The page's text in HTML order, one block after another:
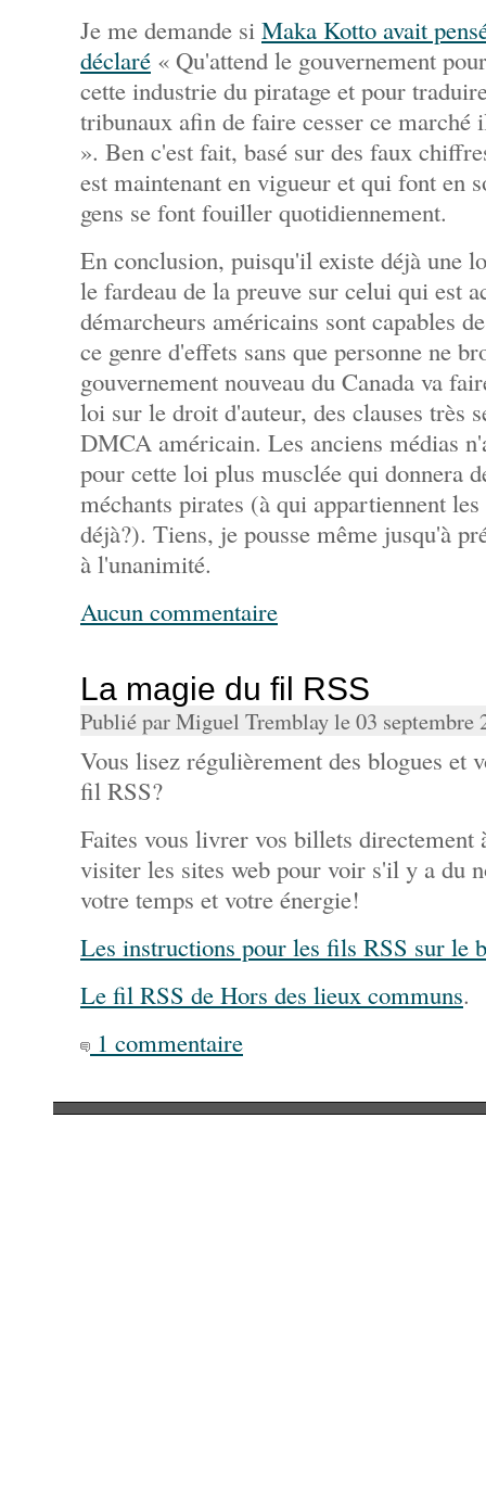
Je me demande si Maka Kotto avait
déclaré « Qu'attend le gouvernement
cette industrie du piratage et pour
tribunaux afin de faire cesser ce marché
». Ben c'est fait, basé sur des faux
est maintenant en vigueur et qui font en
gens se font fouiller quotidiennement.
En conclusion, puisqu'il existe déjà une
le fardeau de la preuve sur celui qui est
démarcheurs américains sont capables
ce genre d'effets sans que personne ne
gouvernement nouveau du Canada va
loi sur le droit d'auteur, des clauses très
DMCA américain. Les anciens médias
pour cette loi plus musclée qui donnera
méchants pirates (à qui appartiennent
déjà?). Tiens, je pousse même jusqu'à
à l'unanimité.
Aucun commentaire
La magie du fil RSS
Publié par Miguel Tremblay le 03 septembre
Vous lisez régulièrement des blogues et
fil RSS?
Faites vous livrer vos billets directement
visiter les sites web pour voir s'il y a du
votre temps et votre énergie!
Les instructions pour les fils RSS sur le
Le fil RSS de Hors des lieux communs.
1 commentaire